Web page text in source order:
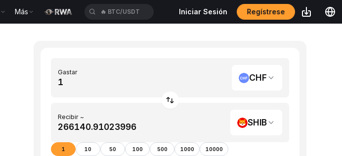
Más 🔥 BTC/USDT Iniciar Sesión Regístrese
Gastar
CHF
Recibir ~
SHIB
1 10 50 100 500 1000 10000